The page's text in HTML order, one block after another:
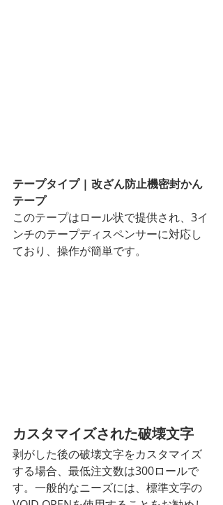
テープタイプ | 改ざん防止機密封かん
テープ
このテープはロール状で提供され、3イ
ンチのテープディスペンサーに対応し
ており、操作が簡単です。
カスタマイズされた破壊文字
剥がした後の破壊文字をカスタマイズ
する場合、最低注文数は300ロールで
す。一般的なニーズには、標準文字の